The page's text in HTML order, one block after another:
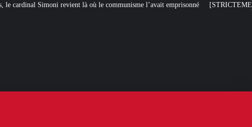
où le communisme l’avait emprisonné [STRICTEMENT PERSONNEL] Toute